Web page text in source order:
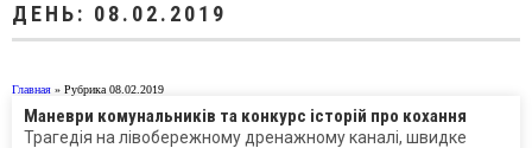
ДЕНЬ: 08.02.2019
Главная » Рубрика 08.02.2019
Маневри комунальників та конкурс історій про кохання
Трагедія на лівобережному дренажному каналі, швидке